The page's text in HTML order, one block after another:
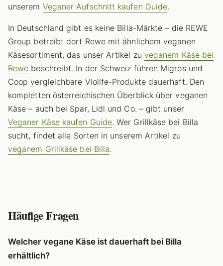
unserem Veganer Aufschnitt kaufen Guide.
In Deutschland gibt es keine Billa-Märkte – die REWE
Group betreibt dort Rewe mit ähnlichem veganen
Käsesortiment, das unser Artikel zu veganem Käse bei
Rewe beschreibt. In der Schweiz führen Migros und
Coop vergleichbare Violife-Produkte dauerhaft. Den
kompletten österreichischen Überblick über veganen
Käse – auch bei Spar, Lidl und Co. – gibt unser
Veganer Käse kaufen Guide. Wer Grillkäse bei Billa
sucht, findet alle Sorten in unserem Artikel zu
veganem Grillkäse bei Billa.
Häufige Fragen
Welcher vegane Käse ist dauerhaft bei Billa
erhältlich?